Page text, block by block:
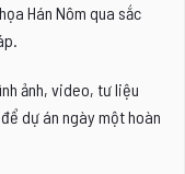
Hán Nôm qua sắc
ảnh, video, tư liệu
dự án ngày một hoàn